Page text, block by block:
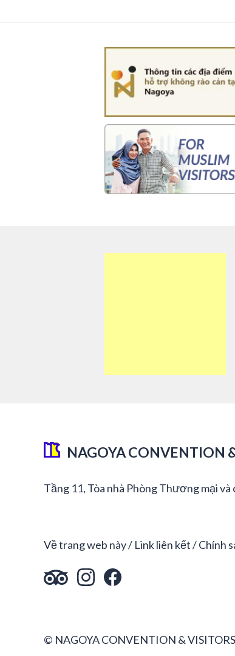
NAGOYA CONVENTION
Tầng 11, Tòa nhà Phòng Thương mại
Về trang web này Link liên kết Chính
© NAGOYA CONVENTION &